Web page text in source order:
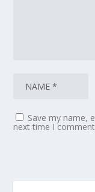
Save my name,
next time I